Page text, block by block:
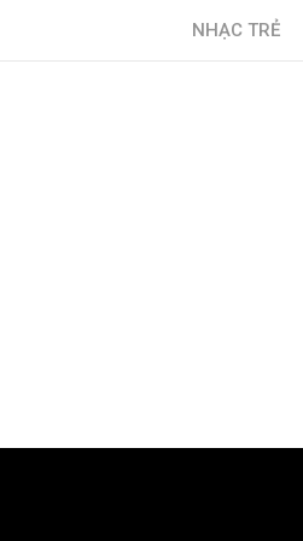
NHẠC TRẺ